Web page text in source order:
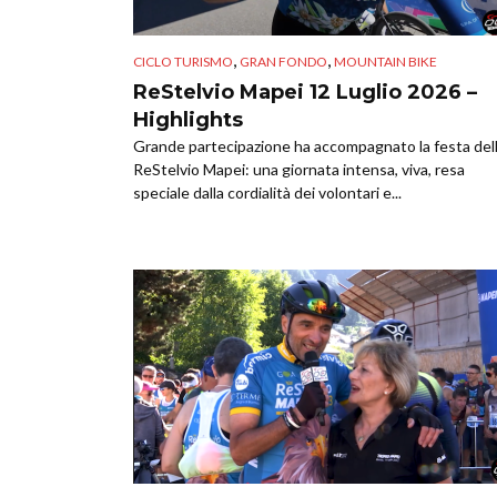
CICLO TURISMO, GRAN FONDO, MOUNTAIN BIKE
ReStelvio Mapei 12 Luglio 2026 –
Highlights
Grande partecipazione ha accompagnato la festa
ReStelvio Mapei: una giornata intensa, viva, resa
speciale dalla cordialità dei volontari e...